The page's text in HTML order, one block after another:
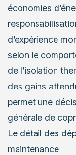
économies
d’expérience
selon le
de l’isolation
des gains
permet une
générale de
Le détail des
maintenance